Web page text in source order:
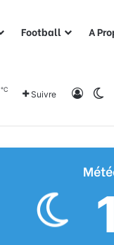
Football A
℃ Suivre